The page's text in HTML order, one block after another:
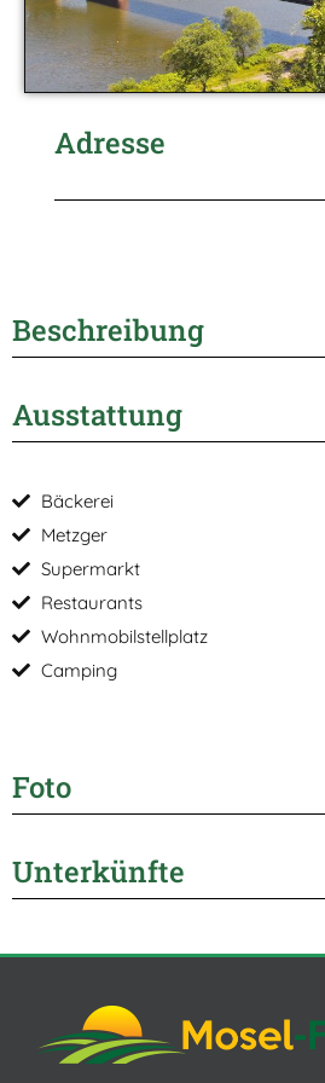
Adresse
Beschreibung
Ausstattung
Bäckerei
Metzger
Supermarkt
Restaurants
Wohnmobilstellplatz
Camping
Foto
Unterkünfte